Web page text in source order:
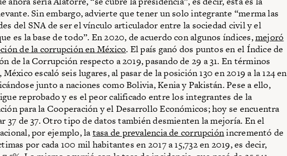
Sin embargo, advierte que tener un solo integrante “merma las
del SNA de ser el vínculo articulador entre la sociedad civil y el
es la base de todo”. En 2020, de acuerdo con algunos índices,mejoró
de la corrupción en México. El país ganó dos puntos en el Índice de
de la Corrupción respecto a 2019, pasando de 29 a 31. En términos
escaló seis lugares, al pasar de la posición 130 en 2019 a la 124 en
junto a naciones como Bolivia, Kenia y Pakistán. Pese a ello,
reprobado y es el peor calificado entre los integrantes de la
para la Cooperación y el Desarrollo Económicos; hoy se encuentra
37 de 37. Otro tipo de datos también desmienten la mejoría. En el
por ejemplo, latasa de prevalencia de corrupciónincrementó de
por cada 100 mil habitantes en 2017 a 15,732 en 2019, es decir,